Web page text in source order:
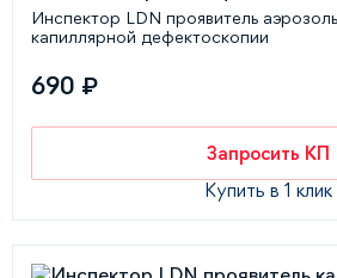
Инспектор LDN проявитель
капиллярной дефектоскопии
690 ₽
Запросить КП
Купить в 1 клик